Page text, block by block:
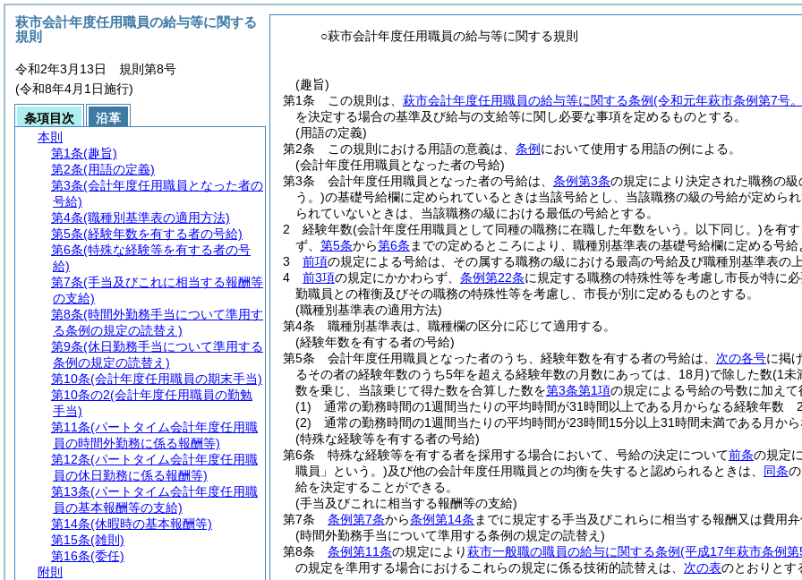
○萩市会計年度任用職員の給与等に関する規則
(趣旨)
第1条
この規則は、 萩市会計年度任用職員の給与等に関する条例(令和元年萩市条例第7号
を決定する場合の基準及び給与の支給等に関し必要な事項を定めるものとする。
(用語の定義)
第2条
この規則における用語の意義は、 条例 において使用する用語の例による。
(会計年度任用職員となった者の号給)
第3条
会計年度任用職員となった者の号給は、 条例第3条の規定により決定された職務の級
う。)の基礎号給欄に定められているときは当該号給とし、当該職務の級の号給が定めら
られていないときは、当該職務の級における最低の号給とする。
2
経験年数(会計年度任用職員として同種の職務に在職した年数をいう。以下同じ。)を有
ず、 第5条から第6条 までの定めるところにより、職種別基準表の基礎号給欄に定める号
3
前項の規定による号給は、その属する職務の級における最高の号給及び職種別基準表の
4
前3項の規定にかかわらず、 条例第22条に規定する職務の特殊性等を考慮し市長が特に
勤職員との権衡及びその職務の特殊性等を考慮し、市長が別に定めるものとする。
(職種別基準表の適用方法)
第4条
職種別基準表は、職種欄の区分に応じて適用する。
(経験年数を有する者の号給)
第5条
会計年度任用職員となった者のうち、経験年数を有する者の号給は、 次の各号に掲
るその者の経験年数のうち5年を超える経験年数の月数にあっては、18月)で除した数(1未
数を乗じ、当該乗じて得た数を合算した数を第3条第1項の規定による号給の号数に加え
(1)
通常の勤務時間の1週間当たりの平均時間が31時間以上である月からなる経験年数 2
(2)
通常の勤務時間の1週間当たりの平均時間が23時間15分以上31時間未満である月か
(特殊な経験等を有する者の号給)
第6条
特殊な経験等を有する者を採用する場合において、号給の決定について前条の規定
職員」という。)及び他の会計年度任用職員との均衡を失すると認められるときは、 同条
給を決定することができる。
(手当及びこれに相当する報酬等の支給)
第7条
条例第7条から条例第14条 までに規定する手当及びこれらに相当する報酬又は費用
(時間外勤務手当について準用する条例の規定の読替え)
第8条
条例第11条の規定により萩市一般職の職員の給与に関する条例(平成17年萩市条例
の規定を準用する場合におけるこれらの規定に係る技術的読替えは、 次の表のとおりとす
萩市会計年度任用職員の給与等に関する
規則
令和2年3月13日 規則第8号
(令和8年4月1日施行)
条項目次
沿革
本則
第1条(趣旨)
第2条(用語の定義)
第3条(会計年度任用職員となった者の
号給)
第4条(職種別基準表の適用方法)
第5条(経験年数を有する者の号給)
第6条(特殊な経験等を有する者の号
給)
第7条(手当及びこれに相当する報酬等
の支給)
第8条(時間外勤務手当について準用す
る条例の規定の読替え)
第9条(休日勤務手当について準用する
条例の規定の読替え)
第10条(会計年度任用職員の期末手当)
第10条の2(会計年度任用職員の勤勉
手当)
第11条(パートタイム会計年度任用職
員の時間外勤務に係る報酬等)
第12条(パートタイム会計年度任用職
員の休日勤務に係る報酬等)
第13条(パートタイム会計年度任用職
員の基本報酬等の支給)
第14条(休暇時の基本報酬等)
第15条(雑則)
第16条(委任)
附則